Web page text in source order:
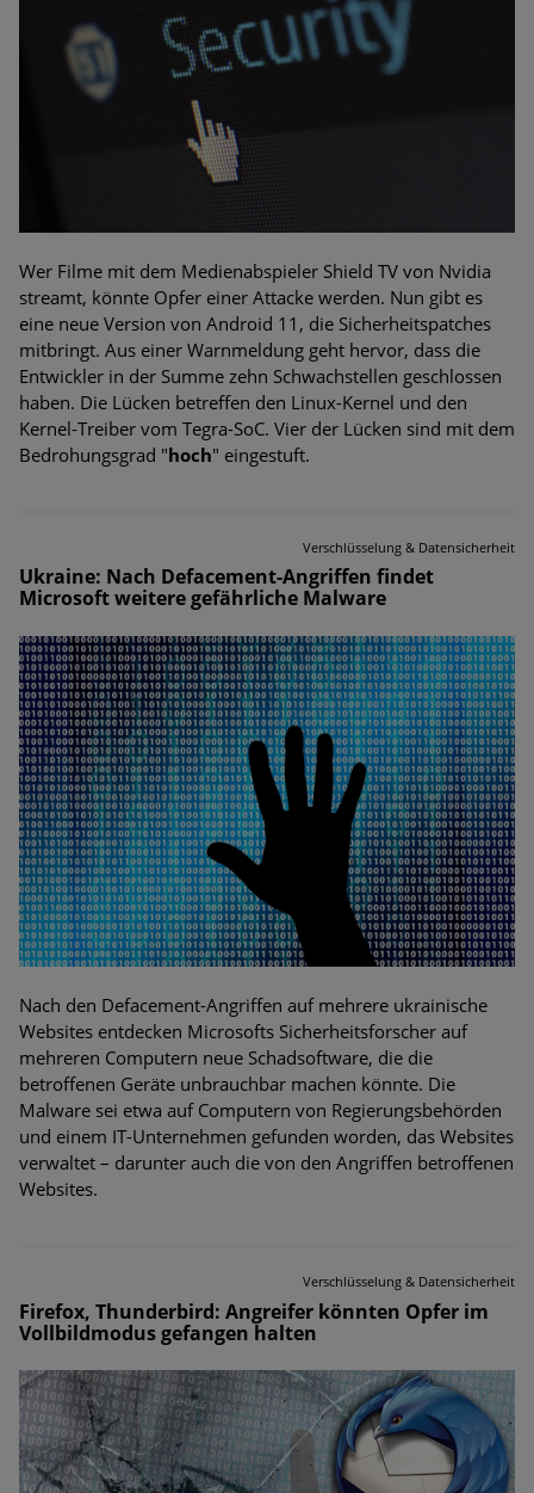
Bedrohungen
Ungebremster Aufstieg: Mega-Ransomware. Deutsche
Unternehmen dürfen Bedrohungspotential nicht
Weiterentwicklung der HTTP-basierten Cyberangriffe lässt
Experten vor Tsunami bei Web-DDoS-Angriffen warnen
Harpoon Whaling?
Aktuelle Phishing-Kampagnen mit großen Markennamen –
Amazon hat nun reagiert
Fake-Unternehmensprofile auf LinkedIn: Unternehmen und
Nutzer im Visier der Datendiebe
Wer Filme mit dem Medienabspieler Shield TV von Nvidia
streamt, könnte Opfer einer Attacke werden. Nun gibt es
eine neue Version von Android 11, die Sicherheitspatches
mitbringt. Aus einer Warnmeldung geht hervor, dass die
Entwickler in der Summe zehn Schwachstellen geschlossen
haben. Die Lücken betreffen den Linux-Kernel und den
Kernel-Treiber vom Tegra-SoC. Vier der Lücken sind mit dem
Bedrohungsgrad "hoch" eingestuft.
Verschlüsselung & Datensicherheit
Ukraine: Nach Defacement-Angriffen findet
Microsoft weitere gefährliche Malware
Nach den Defacement-Angriffen auf mehrere ukrainische
Websites entdecken Microsofts Sicherheitsforscher auf
mehreren Computern neue Schadsoftware, die die
betroffenen Geräte unbrauchbar machen könnte. Die
Malware sei etwa auf Computern von Regierungsbehörden
und einem IT-Unternehmen gefunden worden, das Websites
verwaltet – darunter auch die von den Angriffen betroffenen
Websites.
Verschlüsselung & Datensicherheit
Firefox, Thunderbird: Angreifer könnten Opfer im
Vollbildmodus gefangen halten